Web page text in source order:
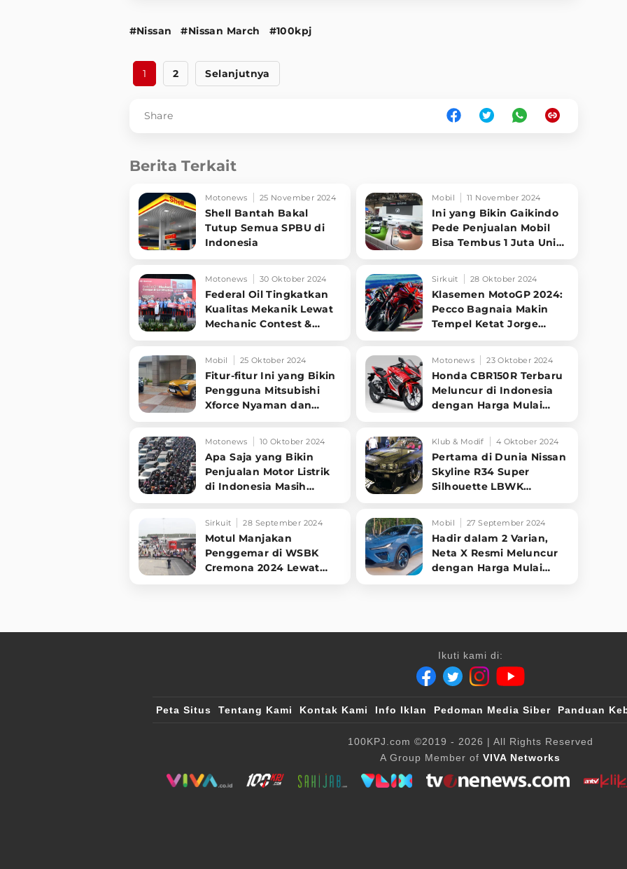
#Nissan #Nissan March #100kpj
1 2 Selanjutnya
Share
Berita Terkait
Motonews 25 November 2024
Shell Bantah Bakal
Tutup Semua SPBU di
Indonesia
Mobil 11 November 2024
Ini yang Bikin Gaikindo
Pede Penjualan Mobil
Bisa Tembus 1 Juta Unit
Motonews 30 Oktober 2024
Federal Oil Tingkatkan
Kualitas Mekanik Lewat
Mechanic Contest &
Sirkuit 28 Oktober 2024
Klasemen MotoGP 2024:
Pecco Bagnaia Makin
Tempel Ketat Jorge
Mobil 25 Oktober 2024
Fitur-fitur Ini yang Bikin
Pengguna Mitsubishi
Xforce Nyaman dan
Motonews 23 Oktober 2024
Honda CBR150R Terbaru
Meluncur di Indonesia
dengan Harga Mulai
Motonews 10 Oktober 2024
Apa Saja yang Bikin
Penjualan Motor Listrik
di Indonesia Masih
Klub & Modif 4 Oktober 2024
Pertama di Dunia Nissan
Skyline R34 Super
Silhouette LBWK
Sirkuit 28 September 2024
Motul Manjakan
Penggemar di WSBK
Cremona 2024 Lewat
Mobil 27 September 2024
Hadir dalam 2 Varian,
Neta X Resmi Meluncur
dengan Harga Mulai
Ikuti kami di:
Peta Situs Tentang Kami Kontak Kami Info Iklan Pedoman Media Siber Panduan
100KPJ.com ©2019 - 2026 | All Rights Reserved
A Group Member of VIVA Networks